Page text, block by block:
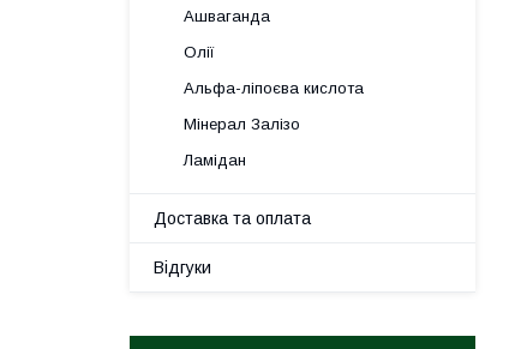
Ашваганда
Олії
Альфа-ліпоєва кислота
Мінерал Залізо
Ламідан
Доставка та оплата
Відгуки